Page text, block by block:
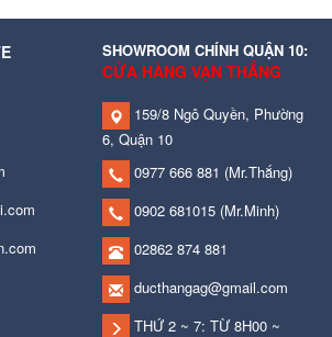
SHOWROOM CHÍNH QUẬN 10:
CỬA HÀNG VẠN THẮNG
159/8 Ngô Quyền, Phường
6, Quận 10
0977 666 881 (Mr.Thắng)
0902 681015 (Mr.Minh)
02862 874 881
ducthangag@gmail.com
THỨ 2 ~ 7: TỪ 8H00 ~